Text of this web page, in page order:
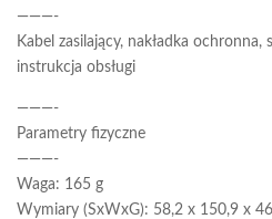
———-
Kabel zasilający, nakładka ochronna,
instrukcja obsługi
———-
Parametry fizyczne
———-
Waga: 165 g
Wymiary (SxWxG): 58,2 x 150,9 x